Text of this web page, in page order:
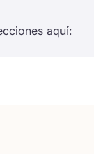
aquí: